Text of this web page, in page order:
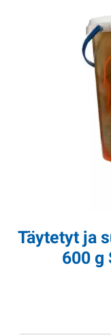
Täytetyt ja
600 g